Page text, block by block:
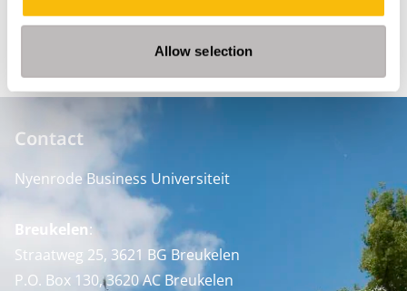
Allow selection
LINKEDINWHATSAPP
Contact
Nyenrode Business Universiteit
Breukelen:
Straatweg 25, 3621 BG Breukelen
P.O. Box 130, 3620 AC Breukelen